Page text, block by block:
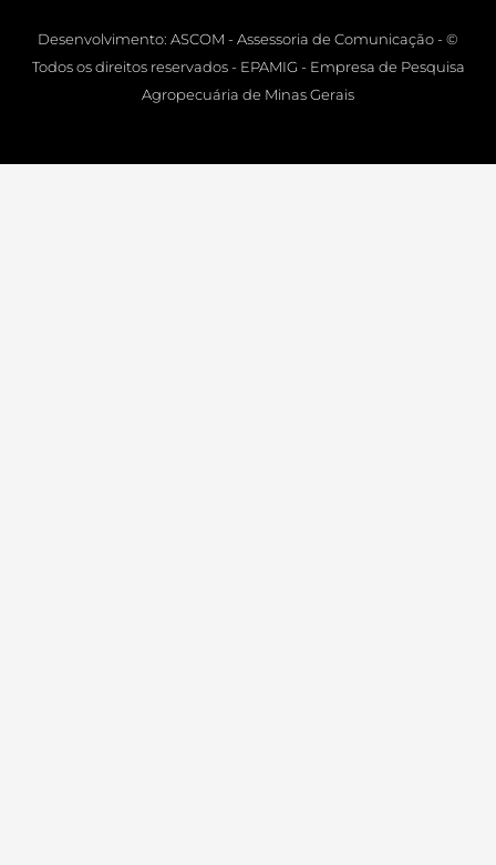
Desenvolvimento: ASCOM - Assessoria de Comunicação - ©
Todos os direitos reservados - EPAMIG - Empresa de Pesquisa
Agropecuária de Minas Gerais